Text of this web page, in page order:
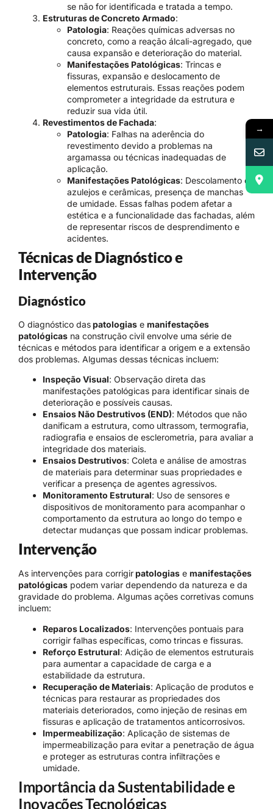
se não for identificada e tratada a tempo.
Estruturas de Concreto Armado:
Patologia: Reações químicas adversas no
concreto, como a reação álcali-agregado, que
causa expansão e deterioração do material.
Manifestações Patológicas: Trincas e
fissuras, expansão e deslocamento de
elementos estruturais. Essas reações podem
comprometer a integridade da estrutura e
reduzir sua vida útil.
Revestimentos de Fachada:
Patologia: Falhas na aderência do
revestimento devido a problemas na
argamassa ou técnicas inadequadas de
aplicação.
Manifestações Patológicas: Descolamento de
azulejos e cerâmicas, presença de manchas
de umidade. Essas falhas podem afetar a
estética e a funcionalidade das fachadas, além
de representar riscos de desprendimento e
acidentes.
Técnicas de Diagnóstico e
Intervenção
Diagnóstico
O diagnóstico daspatologias e manifestações
patológicas na construção civil envolve uma série de
técnicas e métodos para identificar a origem e a extensão
dos problemas. Algumas dessas técnicas incluem:
Inspeção Visual: Observação direta das
manifestações patológicas para identificar sinais de
deterioração e possíveis causas.
Ensaios Não Destrutivos (END): Métodos que não
danificam a estrutura, como ultrassom, termografia,
radiografia e ensaios de esclerometria, para avaliar a
integridade dos materiais.
Ensaios Destrutivos: Coleta e análise de amostras
de materiais para determinar suas propriedades e
verificar a presença de agentes agressivos.
Monitoramento Estrutural: Uso de sensores e
dispositivos de monitoramento para acompanhar o
comportamento da estrutura ao longo do tempo e
detectar mudanças que possam indicar problemas.
Intervenção
As intervenções para corrigirpatologias e manifestações
patológicas podem variar dependendo da natureza e da
gravidade do problema. Algumas ações corretivas comuns
incluem:
Reparos Localizados: Intervenções pontuais para
corrigir falhas específicas, como trincas e fissuras.
Reforço Estrutural: Adição de elementos estruturais
para aumentar a capacidade de carga e a
estabilidade da estrutura.
Recuperação de Materiais: Aplicação de produtos e
técnicas para restaurar as propriedades dos
materiais deteriorados, como injeção de resinas em
fissuras e aplicação de tratamentos anticorrosivos.
Impermeabilização: Aplicação de sistemas de
impermeabilização para evitar a penetração de água
e proteger as estruturas contra infiltrações e
umidade.
Importância da Sustentabilidade e
Inovações Tecnológicas
→